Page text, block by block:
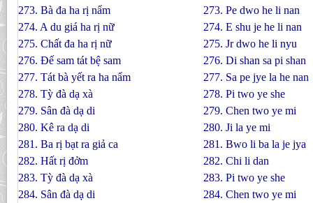
273. Bà đa ha rị nẩm
273. Pe dwo he li nan
274. A du giá ha rị nữ
274. E shu je he li nan
275. Chất đa ha rị nữ
275. Jr dwo he li nyu
276. Ðế sam tát bệ sam
276. Di shan sa pi shan
277. Tát bà yết ra ha nẩm
277. Sa pe jye la he nan
278. Tỳ đà dạ xà
278. Pi two ye she
279. Sân đà dạ di
279. Chen two ye mi
280. Kê ra dạ di
280. Ji la ye mi
281. Ba rị bạt ra giả ca
281. Bwo li ba la je jya
282. Hất rị đởm
282. Chi li dan
283. Tỳ đà dạ xà
283. Pi two ye she
284. Sân đà dạ di
284. Chen two ye mi